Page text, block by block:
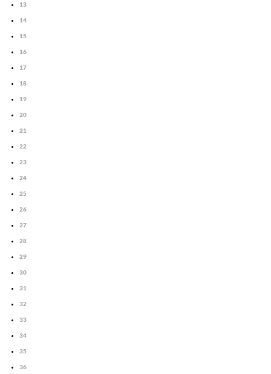
13
14
15
16
17
18
19
20
21
22
23
24
25
26
27
28
29
30
31
32
33
34
35
36